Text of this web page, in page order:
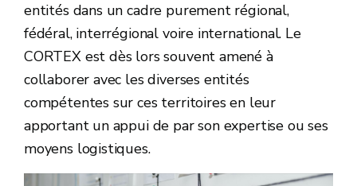
entités dans un cadre purement régional,
fédéral, interrégional voire international. Le
CORTEX est dès lors souvent amené à
collaborer avec les diverses entités
compétentes sur ces territoires en leur
apportant un appui de par son expertise ou ses
moyens logistiques.